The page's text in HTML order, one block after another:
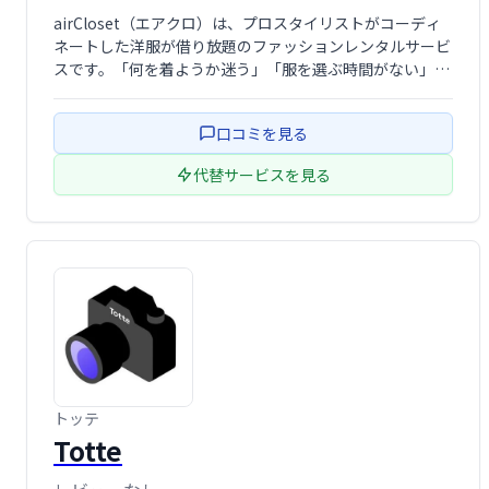
airCloset（エアクロ）は、プロスタイリストがコーディ
ネートした洋服が借り放題のファッションレンタルサービ
スです。「何を着ようか迷う」「服を選ぶ時間がない」そ
たにぴったりの服を提案します。毎日の洋服選びの時間を
削減し、もっと自由に、自分らしい …
口コミを見る
代替サービスを見る
トッテ
Totte